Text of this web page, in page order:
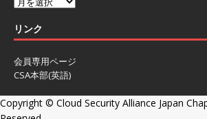
リンク
会員専用ページ
CSA本部(英語)
Copyright © Cloud Security Alliance Japan